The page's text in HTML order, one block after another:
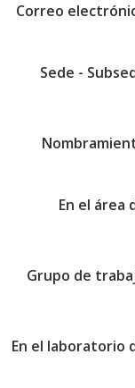
Correo
Sede -
En el área
Grupo de
En el laboratorio